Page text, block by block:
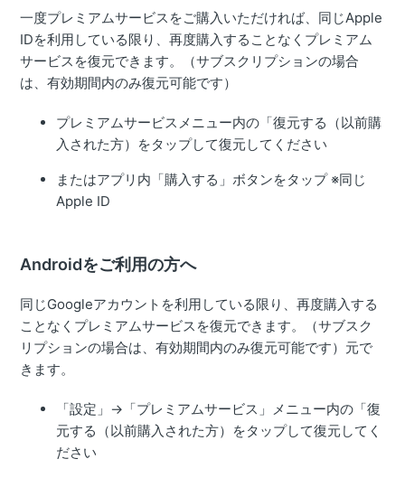
一度プレミアムサービスをご購入いただければ、同じApple
IDを利用している限り、再度購入することなくプレミアム
サービスを復元できます。（サブスクリプションの場合
は、有効期間内のみ復元可能です）
プレミアムサービスメニュー内の「復元する（以前購
入された方）をタップして復元してください
またはアプリ内「購入する」ボタンをタップ ※同じ
Apple ID
Androidをご利用の方へ
同じGoogleアカウントを利用している限り、再度購入する
ことなくプレミアムサービスを復元できます。（サブスク
リプションの場合は、有効期間内のみ復元可能です）元で
きます。
「設定」→「プレミアムサービス」メニュー内の「復
元する（以前購入された方）をタップして復元してく
ださい